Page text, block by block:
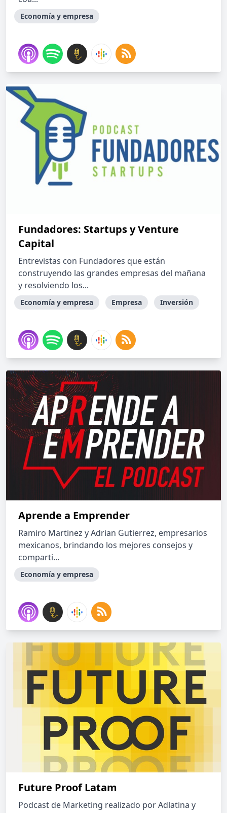
Economía y empresa
Fundadores: Startups y Venture
Capital
Entrevistas con Fundadores que están
construyendo las grandes empresas del mañana
y resolviendo los...
Economía y empresa Empresa Inversión
Aprende a Emprender
Ramiro Martinez y Adrian Gutierrez, empresarios
mexicanos, brindando los mejores consejos y
comparti...
Economía y empresa
Future Proof Latam
Podcast de Marketing realizado por Adlatina y